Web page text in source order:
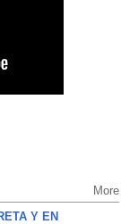
More
Y EN